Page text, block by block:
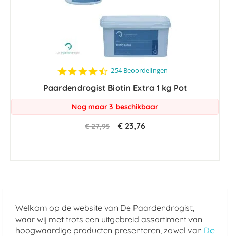
4.4
rating
254 Beoordelingen
Paardendrogist Biotin Extra 1 kg Pot
Nog maar 3 beschikbaar
€ 27,95 € 23,76
Welkom op de website van De Paardendrogist,
waar wij met trots een uitgebreid assortiment van
hoogwaardige producten presenteren, zowel van De